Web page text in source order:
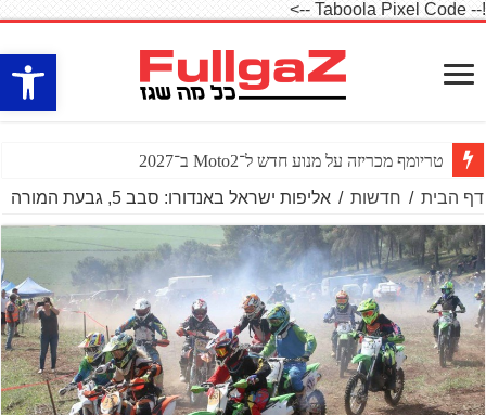
פתח
!-- Taboola Pixel Code -->
טריומף מכריזה על מנוע חדש ל־Moto2 ב־2027
דף הבית / חדשות / אליפות ישראל באנדורו: סבב 5, גבעת המורה